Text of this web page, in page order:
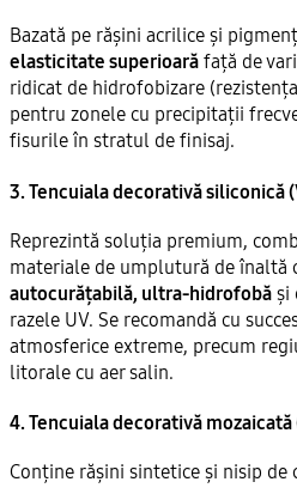
Bazată pe rășini acrilice și
elasticitate superioară față de
ridicat de hidrofobizare
pentru zonele cu precipitații
fisurile în stratul de finisaj.
3. Tencuiala decorativă siliconică
Reprezintă soluția premium,
materiale de umplutură de înaltă
autocurățabilă, ultra-hidrofobă și
razele UV. Se recomandă cu
atmosferice extreme, precum
litorale cu aer salin.
4. Tencuiala decorativă
Conține rășini sintetice și nisip